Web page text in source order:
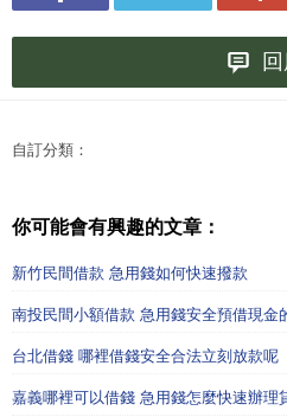
自訂分類：
你可能會有興趣的文章：
新竹民間借款 急用錢如何快速撥款
南投民間小額借款 急用錢安全預借現金
台北借錢 哪裡借錢安全合法立刻放款呢
嘉義哪裡可以借錢 急用錢怎麼快速辦理